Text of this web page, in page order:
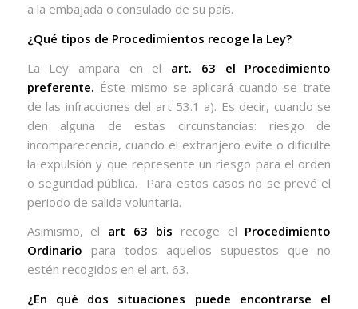
a la embajada o consulado de su país.
¿Qué tipos de Procedimientos recoge la Ley?
La Ley ampara en el art. 63 el Procedimiento
preferente. Éste mismo se aplicará cuando se trate
de las infracciones del art 53.1 a). Es decir, cuando se
den alguna de estas circunstancias: riesgo de
incomparecencia, cuando el extranjero evite o dificulte
la expulsión y que represente un riesgo para el orden
o seguridad pública.
Para estos casos no se prevé el
periodo de salida voluntaria.
Asimismo, el art 63 bis recoge el Procedimiento
Ordinario para todos aquellos supuestos que no
estén recogidos en el art. 63.
¿En qué dos situaciones puede encontrarse el